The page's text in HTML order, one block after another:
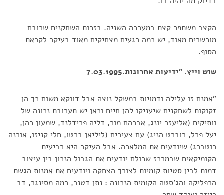
הקצב משתפר קצת במערכה השניה. בזכות השחקנים שרובם
מוכשרים מאוד, יש כמה רגעים מצחיקים מאוד בעיקר לקראת
הסוף.
שוש וייץ. "ידיעות אחרונות.7.03.1995
"אמנם זו עלילה ודמויות במשקל נוצה אבל דווקא משום כך הן
זקוקות לשחקנים שיעניקו להן חיים וכאן יש תערובת נכונה של
וותיקים (אליעזר יונג, אברהם מור, דליה פרידלנד, שמעון כהן,
יעל פרל, רוברט הניג) עם צעירים (ליליאן ברטו, חלי קניזו, אורנה
רוטברג) שיודעים את המלאכה. אבל העיקר היא רביעית
הקומיקאים שבמרכז שכולם יודעים את הגבול הנכון בין עיצוב
דמות לבין סטיות קומיות לצורך הצחקה ויודעים את אמנות הגשת
הרפליקה והג'סטה הקומית הנכונה : נתן דטנר, רמה מסינגר, דב